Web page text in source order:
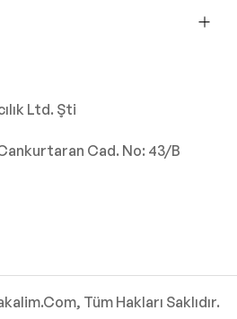
Ltd. Şti
Cad. No: 43/B
Tüm Hakları Saklıdır.